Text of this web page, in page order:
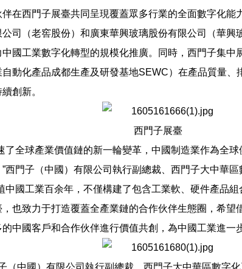
在西門子展臺共同呈現覆蓋眾多行業的全面數字化能
司（老窖股份）和廣東華興玻璃股份有限公司（華興
國工業數字化轉型的規模化推廣。同時，西門子集中
動化產品成都生產及研發基地SEWC）在產品質量、
創新。
西門子展臺
了全球產業價值鏈的新一輪變革，中國制造業作為全
西門子（中國）有限公司執行副總裁、西門子大中華
中國工業百余年，不僅構建了包含工業軟、硬件產品
也致力于打造覆蓋全產業鏈的合作伙伴生態圈，希望
中國客戶和合作伙伴進行價值共創，為中國工業進一
（中國）有限公司執行副總裁、西門子大中華區數字